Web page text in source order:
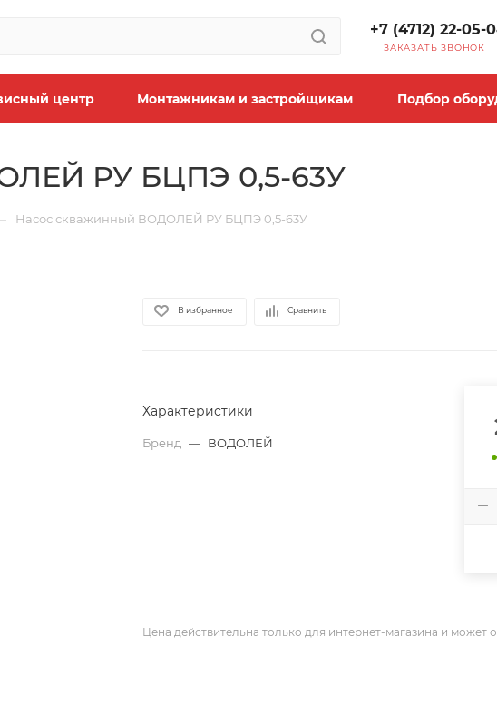
+7 (4712) 22-05-
ЗАКАЗАТЬ ЗВОНОК
центр Монтажникам и застройщикам Подбор
РУ БЦПЭ 0,5-63У
Насос скважинный ВОДОЛЕЙ РУ БЦПЭ 0,5-63У
В избранное Сравнить
Характеристики
Бренд — ВОДОЛЕЙ
Цена действительна только для интернет-магазина и может